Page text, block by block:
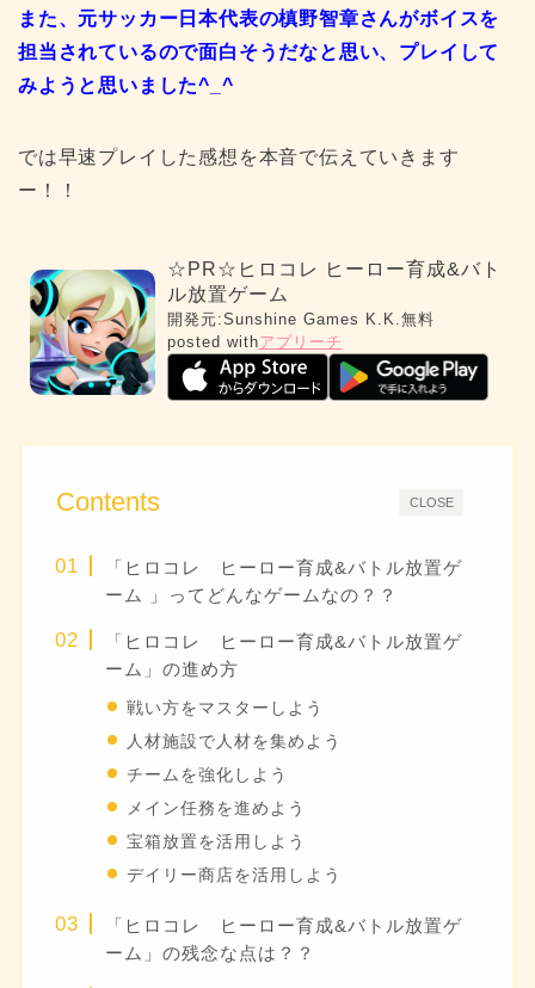
また、元サッカー日本代表の槙野智章さんがボイスを
担当されているので面白そうだなと思い、プレイして
みようと思いました^_^
では早速プレイした感想を本音で伝えていきます
ー！！
☆PR☆ヒロコレ ヒーロー育成&バト
ル放置ゲーム
開発元:Sunshine Games K.K.無料
posted withアプリーチ
CLOSE
Contents
「ヒロコレ ヒーロー育成&バトル放置ゲ
ーム 」ってどんなゲームなの？？
「ヒロコレ ヒーロー育成&バトル放置ゲ
ーム」の進め方
戦い方をマスターしよう
人材施設で人材を集めよう
チームを強化しよう
メイン任務を進めよう
宝箱放置を活用しよう
デイリー商店を活用しよう
「ヒロコレ ヒーロー育成&バトル放置ゲ
ーム」の残念な点は？？